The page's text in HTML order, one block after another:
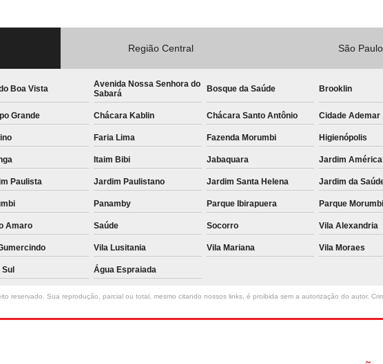
Região Central São Paulo
Boa Vista
Avenida Nossa Senhora do
Sabará
Bosque da Saúde Brooklin
Grande Chácara Kablin Chácara Santo Antônio Cidade Ademar
Faria Lima Fazenda Morumbi Higienópolis
Itaim Bibi Jabaquara Jardim América
Paulista Jardim Paulistano Jardim Santa Helena Jardim da
Panamby Parque Ibirapuera Parque Morumbi
Amaro Saúde Socorro Vila Alexandria
Vila Lusitania Vila Mariana Vila Moraes
Sul Água Espraiada
reservado. Sua reprodução, parcial ou total, mesmo citando nossos links, é proibida sem a autorização do autor.